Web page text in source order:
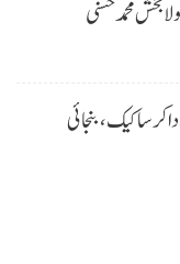
بخش محمد حسنی
کرسا کیک ،بنجائی